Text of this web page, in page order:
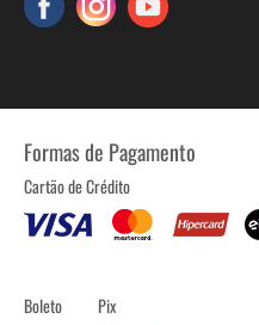
Formas de Pagamento
Cartão de Crédito
Boleto Pix